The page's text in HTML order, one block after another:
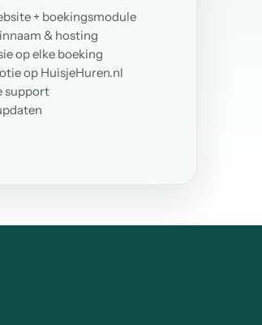
+ boekingsmodule
& hosting
op elke boeking
op HuisjeHuren.nl
support